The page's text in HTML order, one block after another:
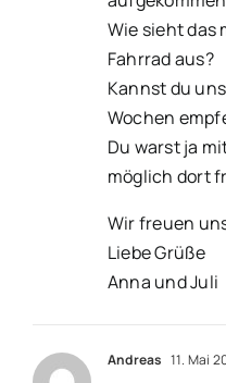
Wie sieht das
Fahrrad aus?
Kannst du
Wochen
Du warst ja
möglich dort
Wir freuen
Liebe Grüße
Anna und Juli
Andreas 11. Mai